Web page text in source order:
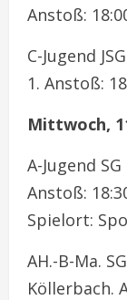
Anstoß:
C-Jugend
1. Anstoß:
Mittwoch,
A-Jugend
Anstoß:
Spielort:
AH.-B-Ma.
Köllerbach.